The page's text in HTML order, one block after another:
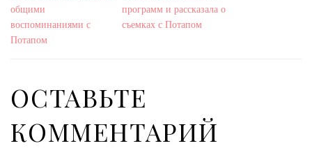
общими
воспоминаниями с
Потапом
программ и рассказала о
съемках с Потапом
ОСТАВЬТЕ
КОММЕНТАРИЙ